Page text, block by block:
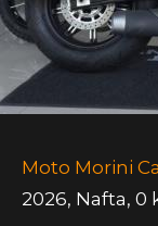
Moto Morini
2026, Nafta, 0